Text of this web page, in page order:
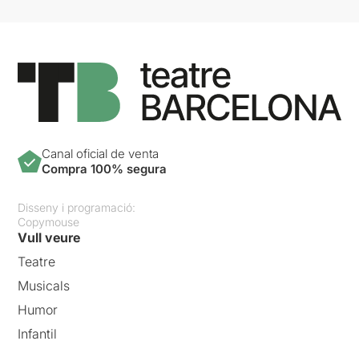
Canal oficial de venta
Compra 100% segura
Disseny i programació:
Copymouse
Vull veure
Teatre
Musicals
Humor
Infantil